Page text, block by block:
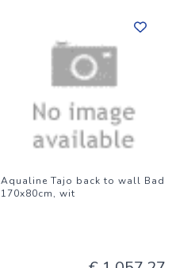
Aqualine Tajo back to wall Bad
170x80cm, wit